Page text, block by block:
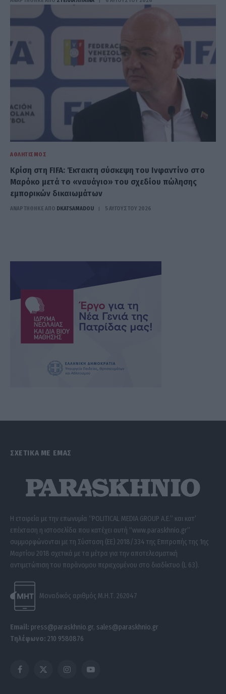
ΑΘΛΗΤΙΣΜΌΣ
Κρίση στη FIFA: Έκτακτη σύσκεψη του Ινφαντίνο στο
Μαρόκο μετά το «ναυάγιο» του σχεδίου πώλησης
εμπορικών δικαιωμάτων
ΑΝΑΡΤΗΘΗΚΕ ΑΠΟ DKATSAMADOU 5 ΑΥΓΟΎΣΤΟΥ 2026
ΣΧΕΤΙΚΑ ΜΕ ΕΜΑΣ
Η εταιρεία με την επωνυμία “POLITICAL MEDIA GROUP A.E.” και κατ’
επέκταση η ιστοσελίδα που κατέχει αυτή “www.paraskhnio.gr”
συμμορφώνονται με τη Σύσταση (ΕΕ) 2018/334 της Επιτροπής της 1ης
Μαρτίου 2018 σχετικά με τα μέτρα για την αποτελεσματική
αντιμετώπιση του παράνομου περιεχομένου στο διαδίκτυο (L 63).
Μοναδικός αριθμός Μ.Η.Τ. 262047
Email: press@paraskhnio.gr, sales@paraskhnio.gr
Τηλέφωνο: 210 9580876
Facebook
X
InstagramYouTube